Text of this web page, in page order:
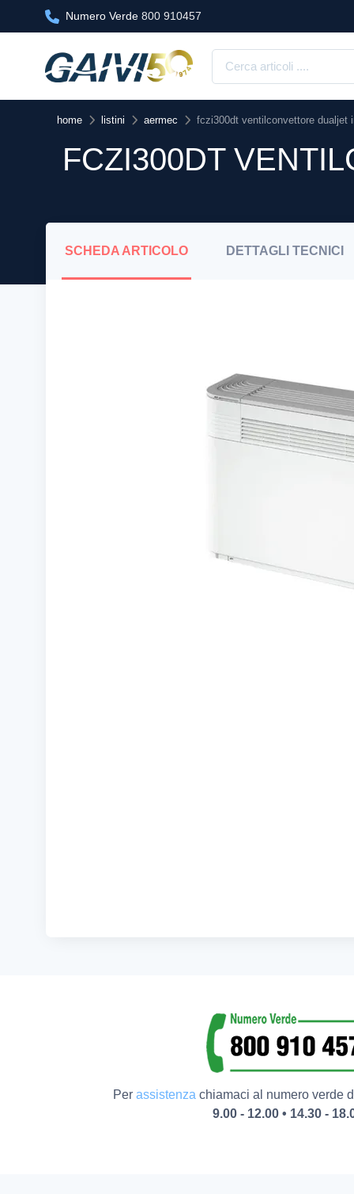
Numero Verde 800 910457
home listini aermec fczi300dt ventilconvettore dualjet
FCZI300DT
SCHEDA ARTICOLO DETTAGLI TECNICI
Per assistenzachiamaci al numero verde
9.00 - 12.00 • 14.30 -